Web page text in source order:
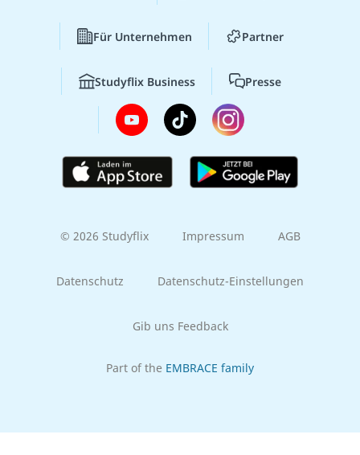
Für Unternehmen Partner
Studyflix Business Presse
© 2026 Studyflix Impressum AGB
Datenschutz Datenschutz-Einstellungen
Gib uns Feedback
Part of the EMBRACE family